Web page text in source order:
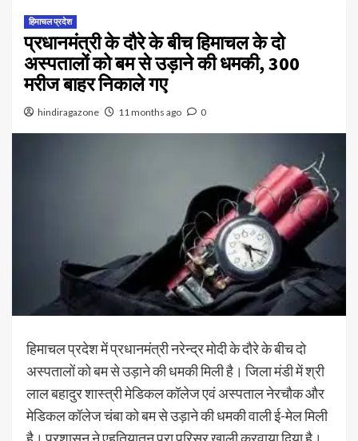
हिमाचल प्रदेश
प्रधानमंत्री के दौरे के बीच हिमाचल के दो
अस्पतालों को बम से उड़ाने की धमकी, 300
मरीज बाहर निकाले गए
hindiragazone 11 months ago 0
हिमाचल प्रदेश में प्रधानमंत्री नरेन्द्र मोदी के दौरे के बीच दो
अस्पतालों को बम से उड़ाने की धमकी मिली है। जिला मंडी में श्री
लाल बहादुर शास्त्री मेडिकल कॉलेज एवं अस्पताल नेरचौक और
मेडिकल कॉलेज चंबा को बम से उड़ाने की धमकी वाली ई-मेल मिली